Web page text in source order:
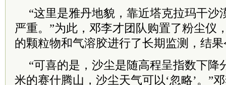
“这里是雅丹地貌，靠近塔克拉玛干沙
严重。”为此，邓李才团队购置了粉尘仪
的颗粒物和气溶胶进行了长期监测，结
“可喜的是，沙尘是随高程呈指数下降
米的赛什腾山，沙尘天气可以‘忽略’。”